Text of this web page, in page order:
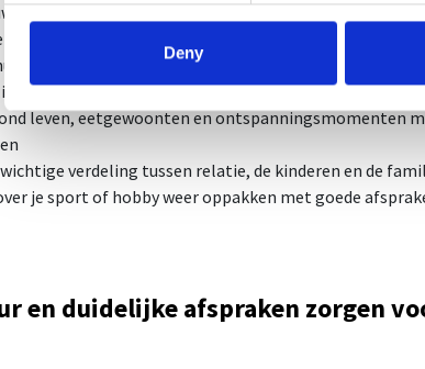
Deny
afspraken
in samenspraak naar passende en haalbare
veranderen en moeten taken herzien worden? Wat
doen om plezier uit je bedrijf en relatie te halen?
leven, eetgewoonten en ontspanningsmomenten
verdeling tussen relatie, de kinderen en de
je sport of hobby weer oppakken met goede
en duidelijke afspraken zorgen